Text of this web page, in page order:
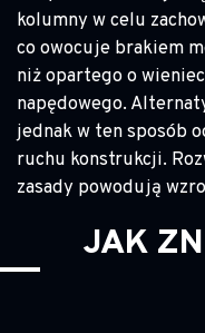
kolumny w celu
co owocuje brakiem
niż opartego o
napędowego.
jednak w ten sposób
ruchu konstrukcji.
zasady powodują
JAK